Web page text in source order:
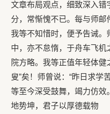
文章布局观点，细致深入错
分，常惭愧不已。每与师
我等不知惜时，便予告诫。
中，亦不怠惰，于舟车飞
院方略。我等正值年轻体健
叟”矣！师曾说：“昨日求学
等至今深受鼓舞，竭力仿效。
地势坤，君子以厚德载物